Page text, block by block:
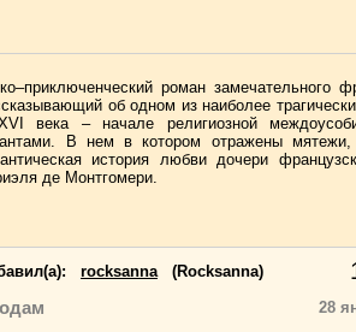
роман замечательного
об одном из наиболее
века – начале религиозной
В нем в котором отражены мятежи,
история любви дочери
де Монтгомери.
rocksanna (Rocksanna)
28